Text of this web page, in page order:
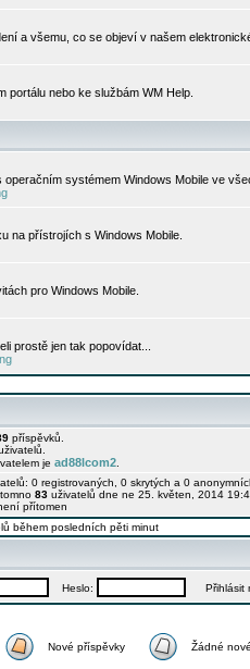
a všemu, co se objeví v našem
portálu nebo ke službám WM Help.
systémem Windows Mobile ve
na přístrojích s Windows Mobile.
pro Windows Mobile.
prostě jen tak popovídat...
příspěvků.
je ad88lcom2
0 registrovaných, 0 skrytých a 0
83 uživatelů dne ne 25. květen, 2014
přítomen
během posledních pěti minut
Heslo: Přihlásit
Nové příspěvky Žádné